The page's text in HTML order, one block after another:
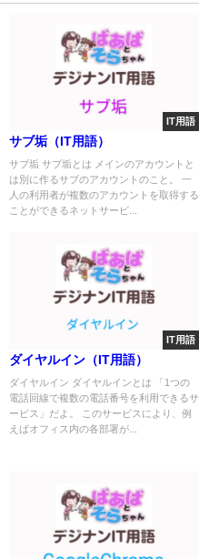
IT用語
サブ垢（IT用語）
サブ垢 サブ垢とは メインのアカウントと
は別に作るサブのアカウントのこと。 一
人の利用者が複数のアカウントを取得する
ことができるネットサービ...
IT用語
ダイヤルイン（IT用語）
ダイヤルイン ダイヤルインとは 「1つの
電話回線で複数の電話番号を利用できるサ
ービス」だよ。 このサービスにより、例
えばオフィス内の各部署が...